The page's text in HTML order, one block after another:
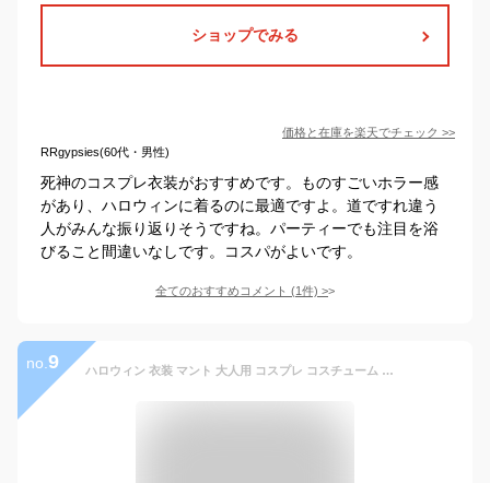
ショップでみる
価格と在庫を楽天でチェック >>
RRgypsies(60代・男性)
死神のコスプレ衣装がおすすめです。ものすごいホラー感
があり、ハロウィンに着るのに最適ですよ。道ですれ違う
人がみんな振り返りそうですね。パーティーでも注目を浴
びること間違いなしです。コスパがよいです。
全てのおすすめコメント (1件) >
no. 9 ハロウィン 衣装 マント 大人用 コスプレ コスチューム ジュニア フードマント 衣装 仮装 お化け 変装 cosplay なりきり ゾンビ 幽霊 ホラー イベント パーティー服 演出服 ホラー halloween 余興 帽子付き 団体服 おしゃれ吸血鬼 悪魔 魔女 巫女 恐怖 文化祭バンパイア演劇